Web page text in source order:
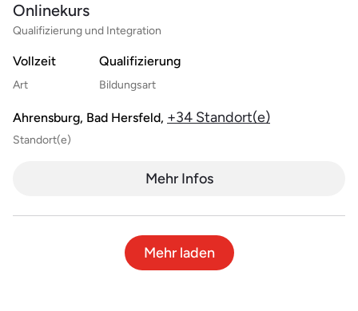
Onlinekurs
Qualifizierung und Integration
Vollzeit
Art
Qualifizierung
Bildungsart
Ahrensburg, Bad Hersfeld, +34 Standort(e)
Standort(e)
Mehr Infos
Mehr laden